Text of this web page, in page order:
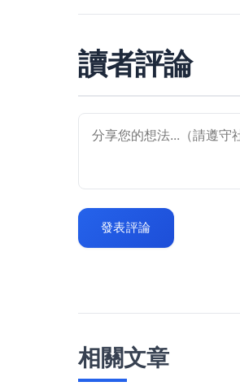
讀者評論
發表評論
相關文章